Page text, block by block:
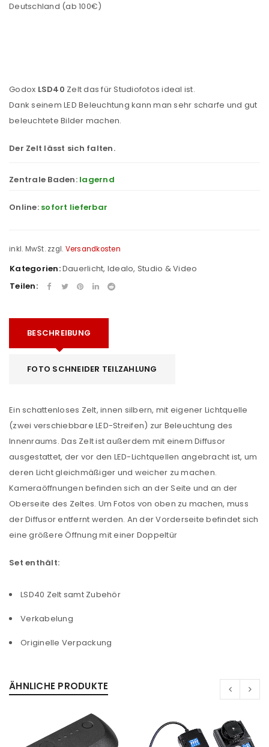
Deutschland (ab 100€)
Godox LSD40 Zelt das für Studiofotos ideal ist.
Dank seinem LED Beleuchtung kann man sehr scharfe und gut
beleuchtete Bilder machen.
Der Zelt lässt sich falten.
Zentrale Baden: lagernd
Online: sofort lieferbar
inkl. MwSt. zzgl. Versandkosten
Kategorien:Dauerlicht, Idealo, Studio & Video
Teilen:
BESCHREIBUNG
FOTO SCHNEIDER TEILZAHLUNG
Ein schattenloses Zelt, innen silbern, mit eigener Lichtquelle
(zwei verschiebbare LED-Streifen) zur Beleuchtung des
Innenraums. Das Zelt ist außerdem mit einem Diffusor
ausgestattet, der vor den LED-Lichtquellen angebracht ist, um
deren Licht gleichmäßiger und weicher zu machen.
Kameraöffnungen befinden sich an der Seite und an der
Oberseite des Zeltes. Um Fotos von oben zu machen, muss
der Diffusor entfernt werden. An der Vorderseite befindet sich
eine größere Öffnung mit einer Doppeltür
Set enthält:
LSD40 Zelt samt Zubehör
Verkabelung
Originelle Verpackung
ÄHNLICHE PRODUKTE